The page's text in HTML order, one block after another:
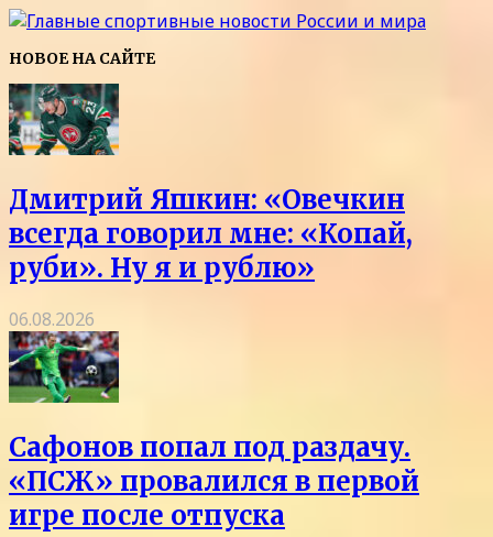
НОВОЕ НА САЙТЕ
Дмитрий Яшкин: «Овечкин
всегда говорил мне: «Копай,
руби». Ну я и рублю»
06.08.2026
Сафонов попал под раздачу.
«ПСЖ» провалился в первой
игре после отпуска